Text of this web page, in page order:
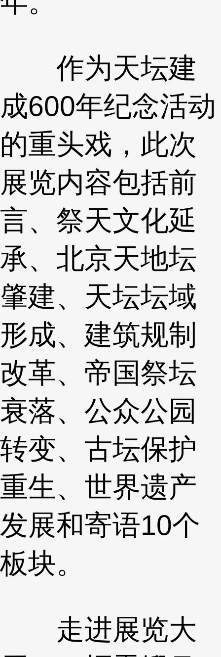
作为天坛建
成600年纪念活动
的重头戏，此次
展览内容包括前
言、祭天文化延
承、北京天地坛
肇建、天坛坛域
形成、建筑规制
改革、帝国祭坛
衰落、公众公园
转变、古坛保护
重生、世界遗产
发展和寄语10个
板块。
走进展览大